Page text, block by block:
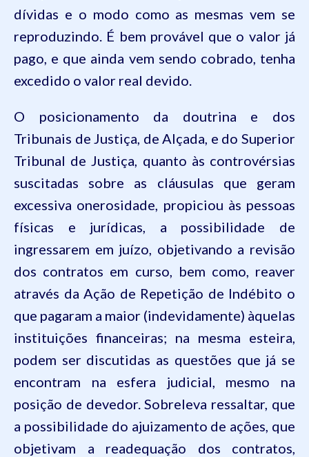
dívidas e o modo como as mesmas vem se
reproduzindo. É bem provável que o valor já
pago, e que ainda vem sendo cobrado, tenha
excedido o valor real devido.
O posicionamento da doutrina e dos
Tribunais de Justiça, de Alçada, e do Superior
Tribunal de Justiça, quanto às controvérsias
suscitadas sobre as cláusulas que geram
excessiva onerosidade, propiciou às pessoas
físicas e jurídicas, a possibilidade de
ingressarem em juízo, objetivando a revisão
dos contratos em curso, bem como, reaver
através da Ação de Repetição de Indébito o
que pagaram a maior (indevidamente) àquelas
instituições financeiras; na mesma esteira,
podem ser discutidas as questões que já se
encontram na esfera judicial, mesmo na
posição de devedor. Sobreleva ressaltar, que
a possibilidade do ajuizamento de ações, que
objetivam a readequação dos contratos,